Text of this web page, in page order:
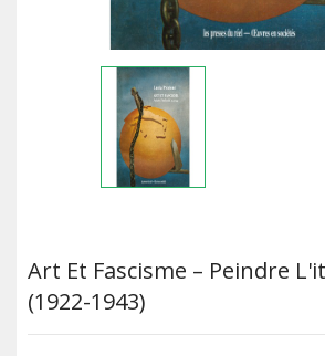
Art Et Fascisme – Peindre
(1922-1943)